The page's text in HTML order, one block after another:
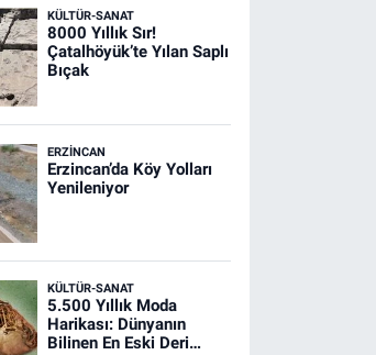
KÜLTÜR-SANAT
8000 Yıllık Sır!
Çatalhöyük’te Yılan Saplı
Bıçak
ERZINCAN
Erzincan’da Köy Yolları
Yenileniyor
KÜLTÜR-SANAT
5.500 Yıllık Moda
Harikası: Dünyanın
Bilinen En Eski Deri